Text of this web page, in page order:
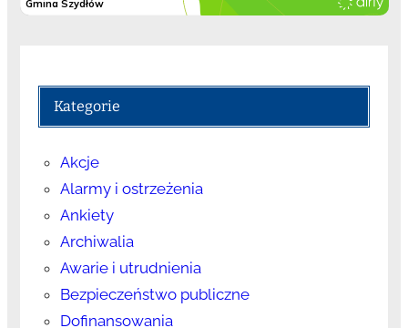
Kategorie
Akcje
Alarmy i ostrzeżenia
Ankiety
Archiwalia
Awarie i utrudnienia
Bezpieczeństwo publiczne
Dofinansowania